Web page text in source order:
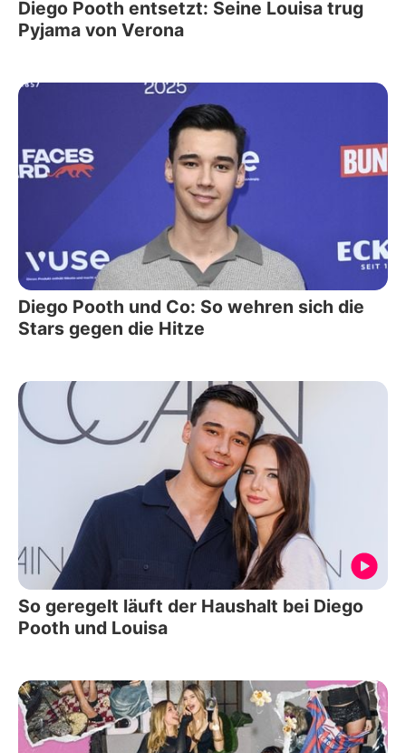
Diego Pooth entsetzt: Seine Louisa trug
Pyjama von Verona
Diego Pooth und Co: So wehren sich die
Stars gegen die Hitze
So geregelt läuft der Haushalt bei Diego
Pooth und Louisa